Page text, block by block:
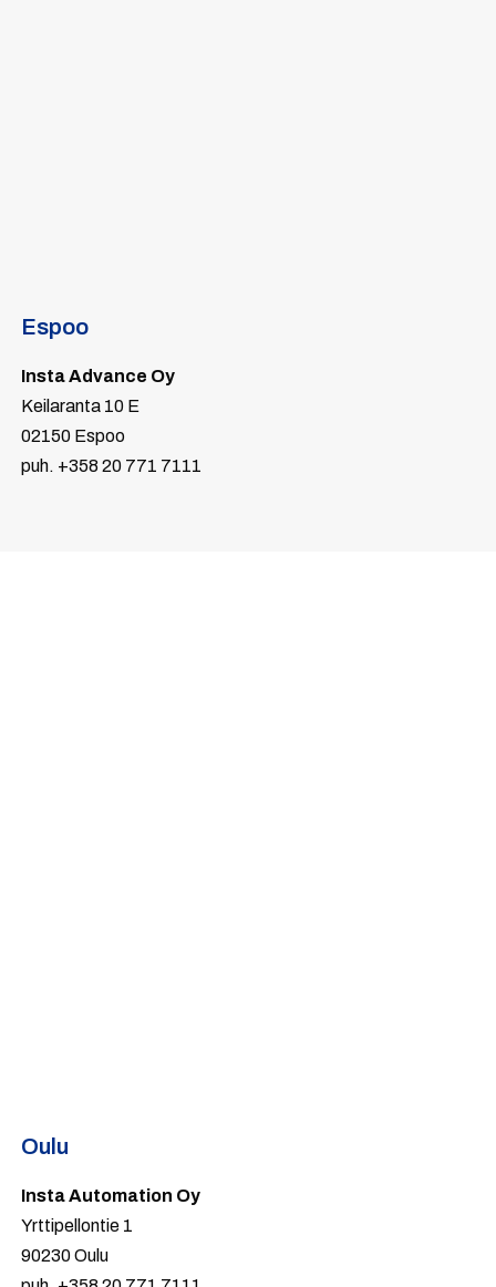
Espoo
Insta Advance Oy
Keilaranta 10 E
02150 Espoo
puh. +358 20 771 7111
Oulu
Insta Automation Oy
Yrttipellontie 1
90230 Oulu